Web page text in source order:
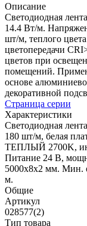
Описание
Светодиодная
14.4 Вт/м.
шт/м, теплого
цветопередачи
цветов при
помещений.
основе
декоративной
Страница серии
Характеристики
Светодиодная
180 шт/м, белая
ТЕПЛЫЙ 2700K,
Питание 24 В,
5000x8x2 мм. Мин.
м.
Общие
Артикул
028577(2)
Тип товара